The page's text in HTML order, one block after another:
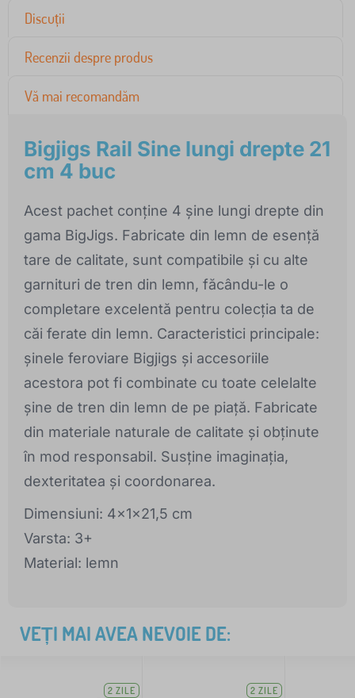
Discuții
Recenzii despre produs
Vă mai recomandăm
Bigjigs Rail Sine lungi drepte 21
cm 4 buc
Acest pachet conține 4 șine lungi drepte din
gama BigJigs. Fabricate din lemn de esență
tare de calitate, sunt compatibile și cu alte
garnituri de tren din lemn, făcându-le o
completare excelentă pentru colecția ta de
căi ferate din lemn. Caracteristici principale:
șinele feroviare Bigjigs și accesoriile
acestora pot fi combinate cu toate celelalte
șine de tren din lemn de pe piață. Fabricate
din materiale naturale de calitate și obținute
în mod responsabil. Susține imaginația,
dexteritatea și coordonarea.
Dimensiuni: 4x1x21,5 cm
Varsta: 3+
Material: lemn
VEȚI MAI AVEA NEVOIE DE:
2 ZILE 2 ZILE